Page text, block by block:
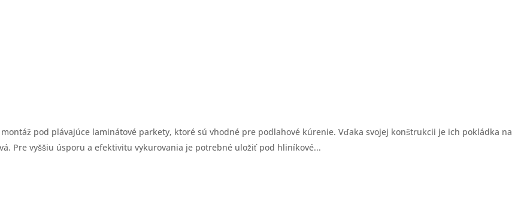
pod plávajúce laminátové parkety, ktoré sú vhodné pre podlahové kúrenie. Vďaka svojej konštrukcii je ich pokládka na
Pre vyššiu úsporu a efektivitu vykurovania je potrebné uložiť pod hliníkové...